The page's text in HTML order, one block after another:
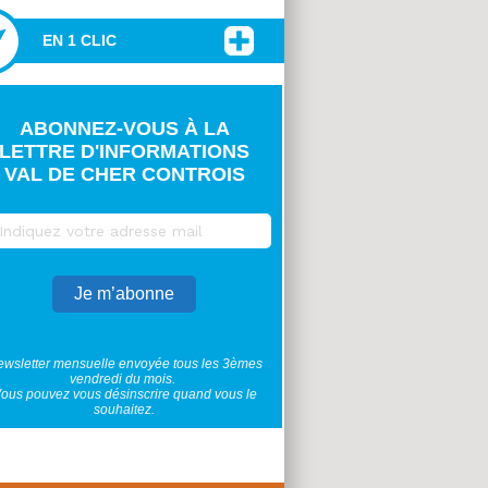
EN 1 CLIC
ABONNEZ-VOUS À LA
LETTRE D'INFORMATIONS
VAL DE CHER CONTROIS
mensuelle envoyée tous les 3èmes
vendredi du mois.
pouvez vous désinscrire quand vous le
souhaitez.